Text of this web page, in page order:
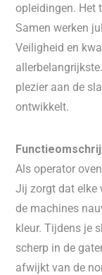
opleidingen. Het
Samen werken
Veiligheid en
plezier aan de
ontwikkelt.
Als operator
Jij zorgt dat elke
de machines
kleur. Tijdens je
scherp in de
afwijkt van de